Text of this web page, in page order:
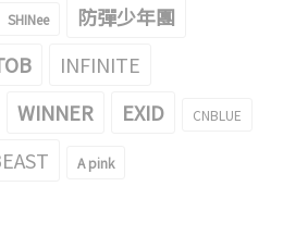
SHINee 防彈少年團
INFINITE
WINNER EXID CNBLUE
A pink